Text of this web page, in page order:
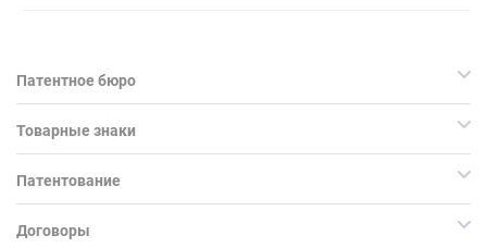
Патентное бюро
Товарные знаки
Патентование
Договоры